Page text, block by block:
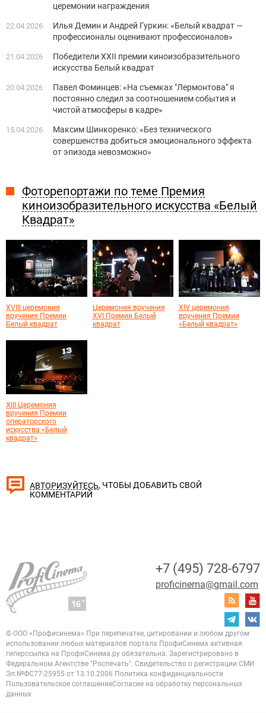
церемонии награждения
22.04.2026
Илья Демин и Андрей Гуркин: «Белый квадрат —
профессионалы оценивают профессионалов»
21.04.2026
Победители XXII премии киноизобразительного
искусства Белый квадрат
20.04.2026
Павел Фоминцев: «На съемках "Лермонтова" я
постоянно следил за соотношением события и
чистой атмосферы в кадре»
15.04.2026
Максим Шинкоренко: «Без технического
совершенства добиться эмоционального эффекта
от эпизода невозможно»
Фоторепортажи по теме Премия
киноизобразительного искусства «Белый
Квадрат»
XVIII церемония
вручения Премии
Белый квадрат
Церемония вручения
XVI Премии Белый
квадрат
XIV церемония
вручения Премии
«Белый квадрат»
XIII Церемония
вручения Премии
операторского
искусства «Белый
квадрат»
АВТОРИЗУЙТЕСЬ, ЧТОБЫ ДОБАВИТЬ СВОЙ
КОММЕНТАРИЙ
+7 (495) 728-6797
proficinema@gmail.com
© ООО «Профисинема» При перепечатке, цитировании и любом другом
использовании любых материалов портала ПрофиСинема активная
гиперссылка на ПрофиСинема.ру обязательна. Зарегистрировано в
Федеральном Агентстве "Роспечать". Свидетельство о регистрации СМИ
Эл.№ФС77-25955 от 13.10.2006 Политика конфиденциальности
Пользовательское соглашениеСогласие на обработку персональных
данных